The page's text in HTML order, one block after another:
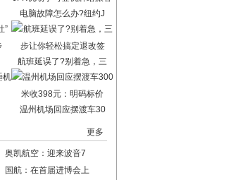
电脑故障怎么办?纽约J
航班延误了?别着急，三
温州机场回应摆渡车30
更多
奥凯航空：迎来波音7
国航：在首届进博会上